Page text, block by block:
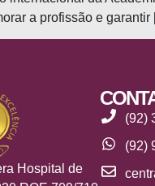
a profissão e
Hospital de
(92)
(92)